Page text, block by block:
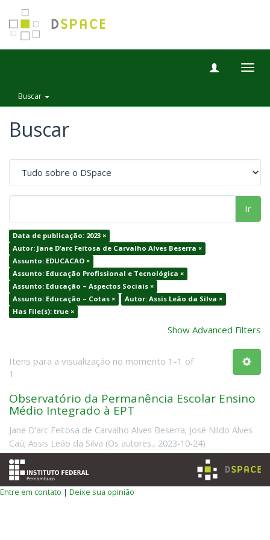
Buscar
Buscar
Ir
Data de publicação: 2023 ×
Autor: Jane D’arc Feitosa de Carvalho Alves Beserra ×
Assunto: EDUCACAO ×
Assunto: Educação Profissional e Tecnológica ×
Assunto: Educação – Aspectos Sociais ×
Assunto: Educação – Cotas ×
Autor: Assis Leão da Silva ×
Has File(s): true ×
Show Advanced Filters
Itens para a visualização no momento 1-1 of
1
Observatório da Permanência Escolar Ensino
Médio Integrado à EPT
Jane D’arc Feitosa de Carvalho Alves Beserra; José Nildo Alves
Caú; Assis Leão da Silva (Os autores., 2023-10-24)
Entre em contato | Deixe sua opinião